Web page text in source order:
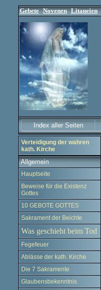
Gebete Novenen Litaneien
Index aller Seiten
Verteidigung der wahren
kath. Kirche
Allgemein
Hauptseite
Beweise für die Existenz
Gottes
10 GEBOTE GOTTES
Sakrament der Beichte
Was geschieht beim Tod
Fegefeuer
Ablässe der kath. Kirche
Die 7 Sakramente
Glaubensbekenntnis